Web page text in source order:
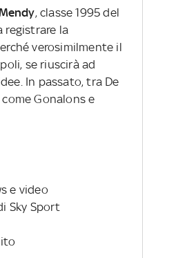
, classe 1995 del
registrare la
verosimilmente il
se riuscirà ad
In passato, tra De
Gonalons e
e video
Sky Sport